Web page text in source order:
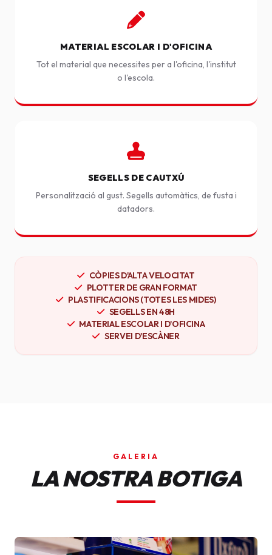
MATERIAL ESCOLAR I D'OFICINA
Tot el material que necessites per a l'oficina, l'institut
o l'escola.
SEGELLS DE CAUTXÚ
Personalització al gust. Segells automàtics, de fusta i
datadors.
CÒPIES D'ALTA VELOCITAT
PLOTTER DE GRAN FORMAT
PLASTIFICACIONS (TOTES LES MIDES)
SEGELLS EN 48H
MATERIAL ESCOLAR I D'OFICINA
SERVEI D'ESCÀNER
GALERIA
LA NOSTRA BOTIGA